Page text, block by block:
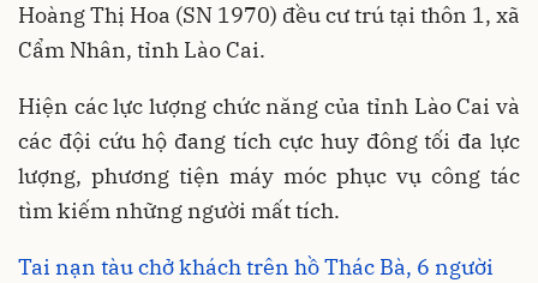
Hoàng Thị Hoa (SN 1970) đều cư trú tại thôn 1, xã
Cẩm Nhân, tỉnh Lào Cai.
Hiện các lực lượng chức năng của tỉnh Lào Cai và
các đội cứu hộ đang tích cực huy đông tối đa lực
lượng, phương tiện máy móc phục vụ công tác
tìm kiếm những người mất tích.
Tai nạn tàu chở khách trên hồ Thác Bà, 6 người